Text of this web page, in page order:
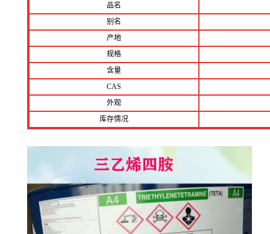
品名
别名
产地
规格
含量
CAS
外观
库存情况